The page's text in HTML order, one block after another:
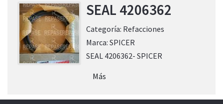
SEAL 4206362
Categoría: Refacciones
Marca: SPICER
SEAL 4206362- SPICER
Más